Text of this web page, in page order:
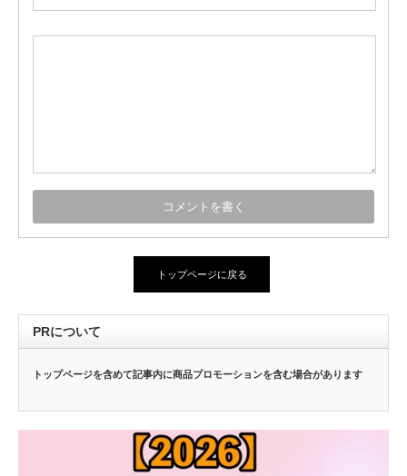
トップページに戻る
PRについて
トップページを含めて記事内に商品プロモーションを含む場合があります